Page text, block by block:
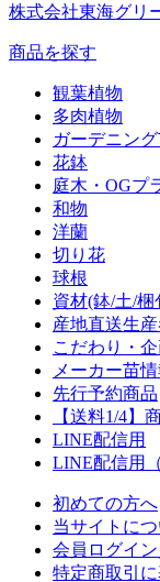
株式会社東海グリ
商品を探す
観葉植物
多肉植物
ガーデニン
花鉢
庭木・OGプ
和物
洋蘭
切り花
球根
資材(鉢/土/梱
産地直送生
こだわり・
メーカー苗情
先行予約商品
【送料1/4】
LINE配信用
LINE配信用
初めての方へ
当サイトにつ
会員ログイ
特定商取引